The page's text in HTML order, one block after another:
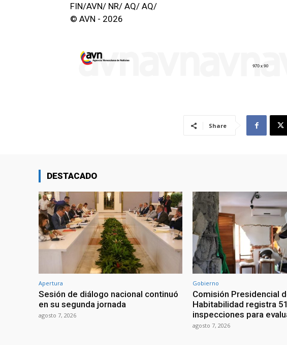
FIN/AVN/ NR/ AQ/ AQ/
© AVN - 2026
Share
DESTACADO
Apertura
Sesión de diálogo nacional continuó
en su segunda jornada
agosto 7, 2026
Gobierno
Comisión Presidencial
Habitabilidad registra
inspecciones para
agosto 7, 2026